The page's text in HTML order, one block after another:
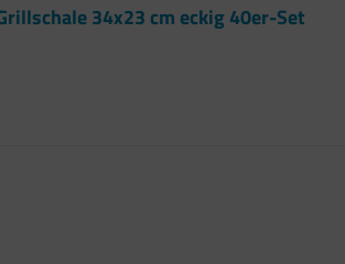
34x23 cm eckig 40er-Set